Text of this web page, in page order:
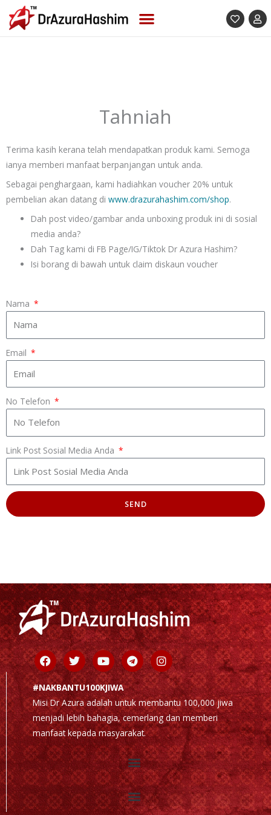
content
Tahniah
Terima kasih kerana telah mendapatkan produk kami. Semoga
ianya memberi manfaat berpanjangan untuk anda.
Sebagai penghargaan, kami hadiahkan voucher 20% untuk
pembelian akan datang di www.drazurahashim.com/shop.
Dah post video/gambar anda unboxing produk ini di sosial
media anda?
Dah Tag kami di FB Page/IG/Tiktok Dr Azura Hashim?
Isi borang di bawah untuk claim diskaun voucher
Nama
Email
No Telefon
Link Post Sosial Media Anda
SEND
r
n
a
t
i
v
e
:
Facebook
TwitterYoutubeTelegramInstagram
#NAKBANTU100KJIWA
Misi Dr Azura adalah untuk membantu 100,000 jiwa
menjadi lebih bahagia, cemerlang dan memberi
manfaat kepada masyarakat.